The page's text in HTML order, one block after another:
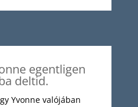
egentligen
deltid.
Yvonne valójában